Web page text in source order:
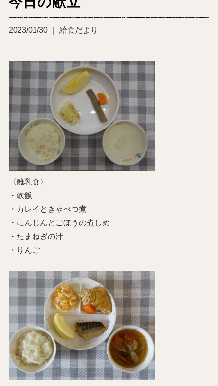
2023/01/30 ｜ 給食だより
〈離乳食〉
・軟飯
・カレイときゃべつ煮
・にんじんとごぼうの煮しめ
・たまねぎの汁
・りんご